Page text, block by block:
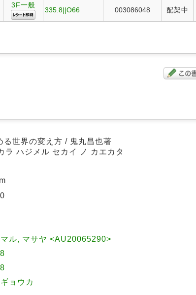
3F一般
335.8||O66 003086048 配架中
る世界の変え方 / 鬼丸昌也著
ラ ハジメル セカイ ノ カエカタ
ル, マサヤ <AU20065290>
ョウカ